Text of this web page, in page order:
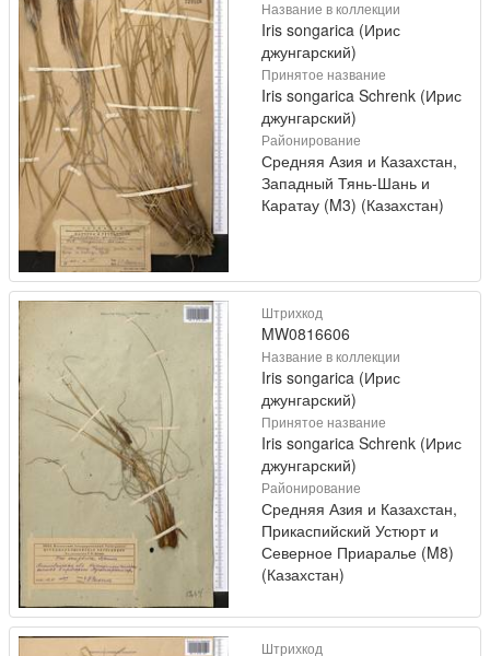
Название в коллекции
Iris songarica (Ирис
джунгарский)
Принятое название
Iris songarica Schrenk (Ирис
джунгарский)
Районирование
Средняя Азия и Казахстан,
Западный Тянь-Шань и
Каратау (M3) (Казахстан)
Штрихкод
MW0816606
Название в коллекции
Iris songarica (Ирис
джунгарский)
Принятое название
Iris songarica Schrenk (Ирис
джунгарский)
Районирование
Средняя Азия и Казахстан,
Прикаспийский Устюрт и
Северное Приаралье (M8)
(Казахстан)
Штрихкод